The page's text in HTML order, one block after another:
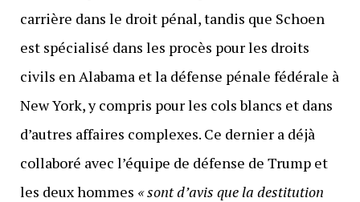
carrière dans le droit pénal, tandis que Schoen
est spécialisé dans les procès pour les droits
civils en Alabama et la défense pénale fédérale à
New York, y compris pour les cols blancs et dans
d’autres affaires complexes. Ce dernier a déjà
collaboré avec l’équipe de défense de Trump et
les deux hommes « sont d’avis que la destitution